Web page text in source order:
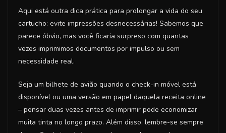
Aqui está outra dica prática para prolongar a vida do seu
cartucho: evite impressões desnecessárias! Sabemos que
parece óbvio, mas você ficaria surpreso com quantas
vezes imprimimos documentos por impulso ou sem
necessidade real.
Seja um bilhete de avião quando o check-in móvel está
disponível ou uma versão em papel daquela receita online
– pensar duas vezes antes de imprimir pode economizar
muita tinta no longo prazo. Além disso, lembre-se sempre